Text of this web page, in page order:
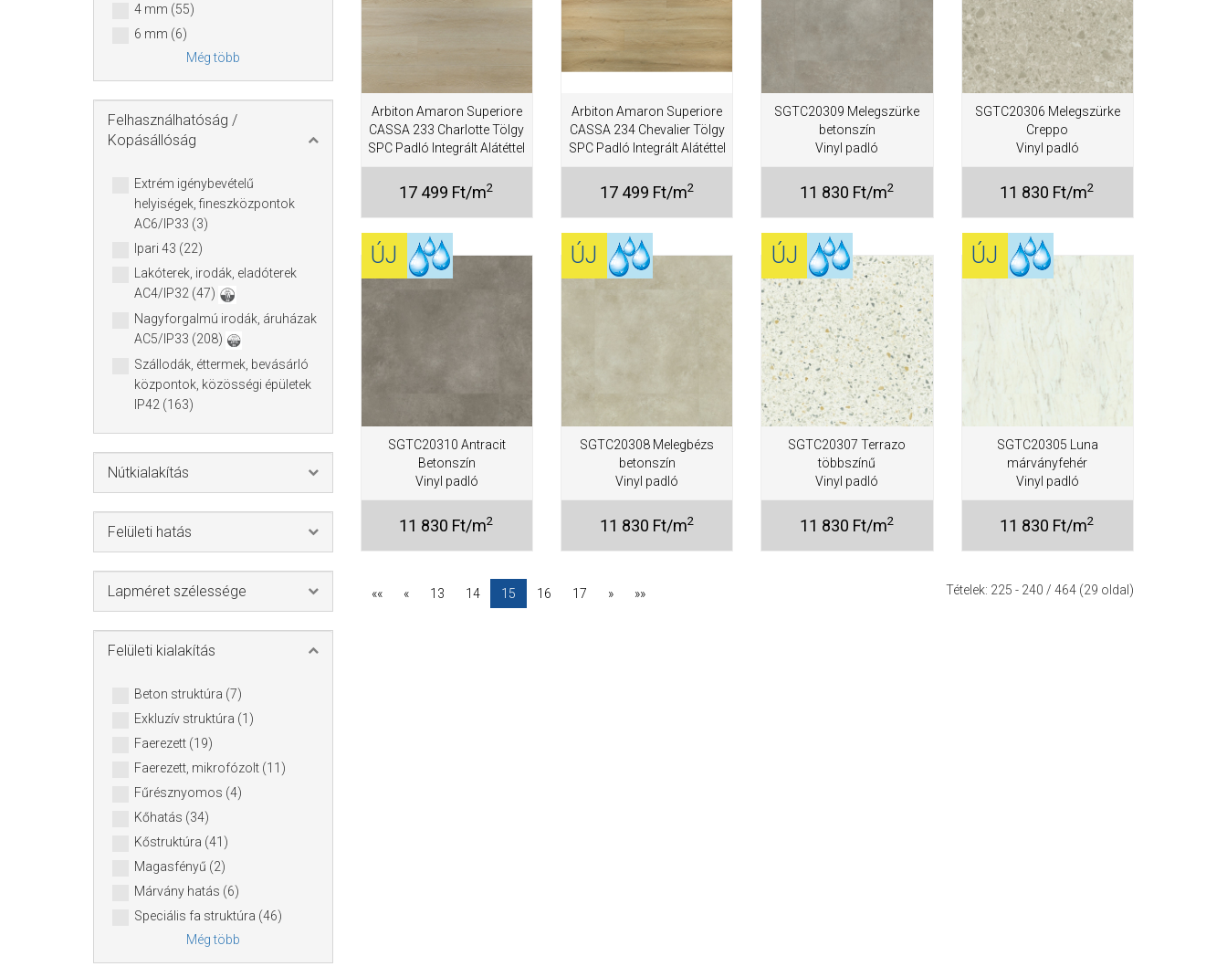
4 mm (55)
6 mm (6)
Még több
Felhasználhatóság /
Kopásállóság
Extrém igénybevételű
helyiségek, fineszközpontok
AC6/IP33 (3)
Ipari 43 (22)
Lakóterek, irodák, eladóterek
AC4/IP32 (47)
Nagyforgalmú irodák, áruházak
AC5/IP33 (208)
Szállodák, éttermek, bevásárló
központok, közösségi épületek
IP42 (163)
Nútkialakítás
Felületi hatás
Lapméret szélessége
Felületi kialakítás
Beton struktúra (7)
Exkluzív struktúra (1)
Faerezett (19)
Faerezett, mikrofózolt (11)
Fűrésznyomos (4)
Kőhatás (34)
Kőstruktúra (41)
Magasfényű (2)
Márvány hatás (6)
Speciális fa struktúra (46)
Még több
Arbiton Amaron Superiore
CASSA 233 Charlotte Tölgy
SPC Padló Integrált Alátéttel
17 499 Ft/m2
Arbiton Amaron Superiore
CASSA 234 Chevalier Tölgy
SPC Padló Integrált Alátéttel
17 499 Ft/m2
SGTC20309 Melegszürke
betonszín
Vinyl padló
11 830 Ft/m2
SGTC20306 Melegszürke
Creppo
Vinyl padló
11 830 Ft/m2
ÚJ
SGTC20310 Antracit
Betonszín
Vinyl padló
11 830 Ft/m2
ÚJ
SGTC20308 Melegbézs
betonszín
Vinyl padló
11 830 Ft/m2
ÚJ
SGTC20307 Terrazo
többszínű
Vinyl padló
11 830 Ft/m2
ÚJ
SGTC20305 Luna
márványfehér
Vinyl padló
11 830 Ft/m2
«« « 13 14 15 16 17 » »» Tételek: 225 - 240 / 464 (29 oldal)